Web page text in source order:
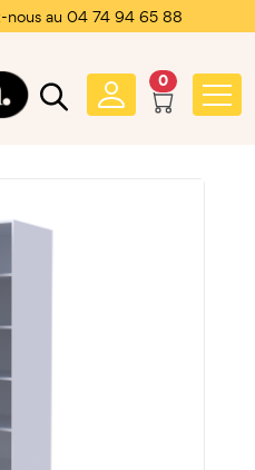
nous au 04 74 94 65 88
0